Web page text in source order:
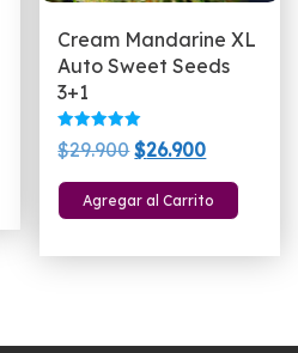
Cream Mandarine XL
Auto Sweet Seeds
3+1
Valorado
con
de 5
$29.900El
precio
original
$26.900El
precio
actual
Agregar al Carrito